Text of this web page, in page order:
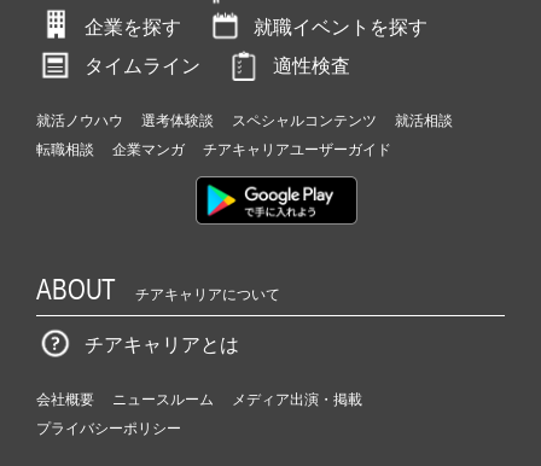
企業を探す
就職イベントを探す
タイムライン
適性検査
就活ノウハウ 選考体験談 スペシャルコンテンツ
就活相談
転職相談
企業マンガ チアキャリアユーザーガイド
ABOUT チアキャリアについて
チアキャリアとは
会社概要 ニュースルーム
メディア出演・掲載
プライバシーポリシー